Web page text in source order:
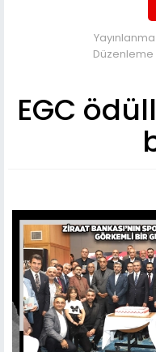
Yayınlanma
Düzenleme
EGC